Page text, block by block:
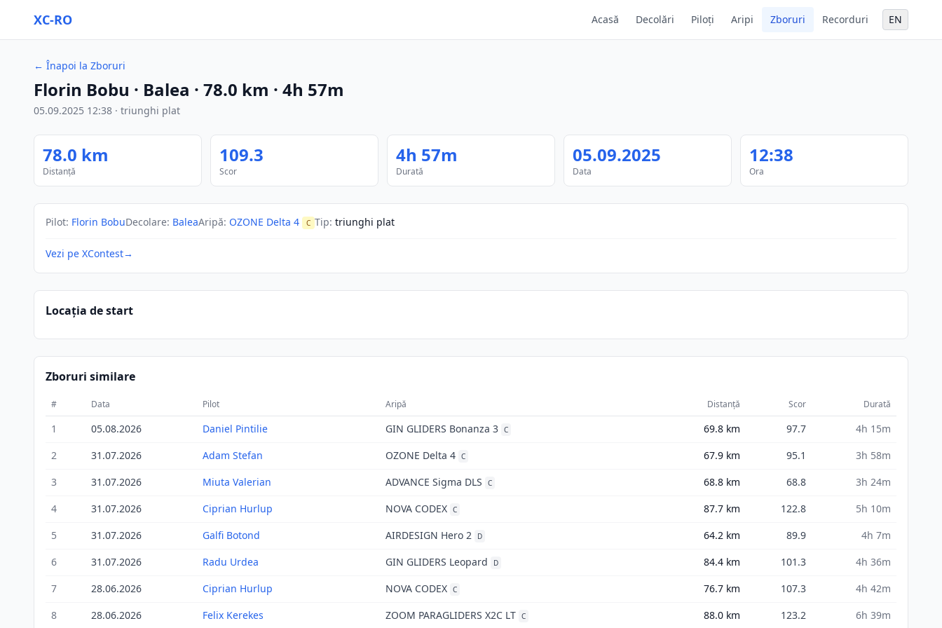
XC-RO Acasă Decolări Piloți Aripi Zboruri Recorduri EN
← Înapoi la Zboruri
Florin Bobu · Balea · 78.0 km · 4h 57m
05.09.2025 12:38 · triunghi plat
78.0 km
Distanță
109.3
Scor
4h 57m
Durată
05.09.2025
Data
12:38
Ora
Pilot: Florin BobuDecolare: BaleaAripă: OZONE Delta 4 C Tip: triunghi plat
Vezi pe XContest→
Locația de start
Zboruri similare
# Data Pilot Aripă Distanță Scor Durată
1 05.08.2026 Daniel Pintilie GIN GLIDERS Bonanza 3 C 69.8 km 97.7
4h 15m
2
31.07.2026 Adam Stefan OZONE Delta 4 C 67.9 km 95.1
3h 58m
3
31.07.2026 Miuta Valerian ADVANCE Sigma DLS C 68.8 km 68.8
3h 24m
4
31.07.2026 Ciprian Hurlup NOVA CODEX C 87.7 km 122.8
5h 10m
5
31.07.2026 Galfi Botond AIRDESIGN Hero 2 D 64.2 km 89.9
4h 7m
6
31.07.2026 Radu Urdea GIN GLIDERS Leopard D 84.4 km 101.3
4h 36m
7
28.06.2026 Ciprian Hurlup NOVA CODEX C 76.7 km 107.3
4h 42m
8
28.06.2026 Felix Kerekes ZOOM PARAGLIDERS X2C LT C 88.0 km 123.2 6h 39m